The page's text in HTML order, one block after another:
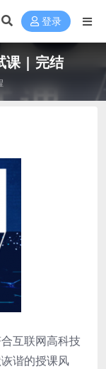
登录
课 | 完结
互联网高科技
谐的授课风